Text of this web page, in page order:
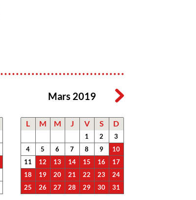
Mars 2019
L M M J V S D
1 2
3
4
5 6 7 8 9
10
11
12 13 14 15 16
17
18
19 20 21 22 23
24
25
26 27 28 29 30 31